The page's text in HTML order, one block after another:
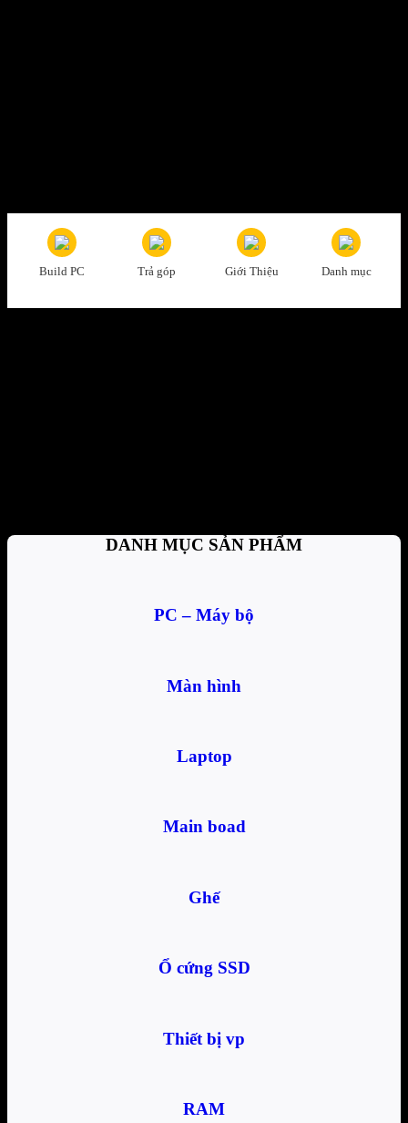
Build PC Trả góp Giới Thiệu Danh mục
DANH MỤC SẢN PHẨM
PC – Máy bộ
Màn hình
Laptop
Main boad
Ghế
Ổ cứng SSD
Thiết bị vp
RAM